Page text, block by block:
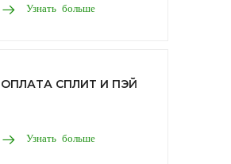
Узнать больше
ОПЛАТА СПЛИТ И ПЭЙ
Узнать больше